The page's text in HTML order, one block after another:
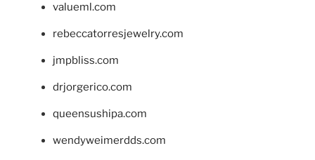
valueml.com
rebeccatorresjewelry.com
jmpbliss.com
drjorgerico.com
queensushipa.com
wendyweimerdds.com